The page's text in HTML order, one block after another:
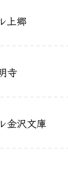
上郷
寺
金沢文庫